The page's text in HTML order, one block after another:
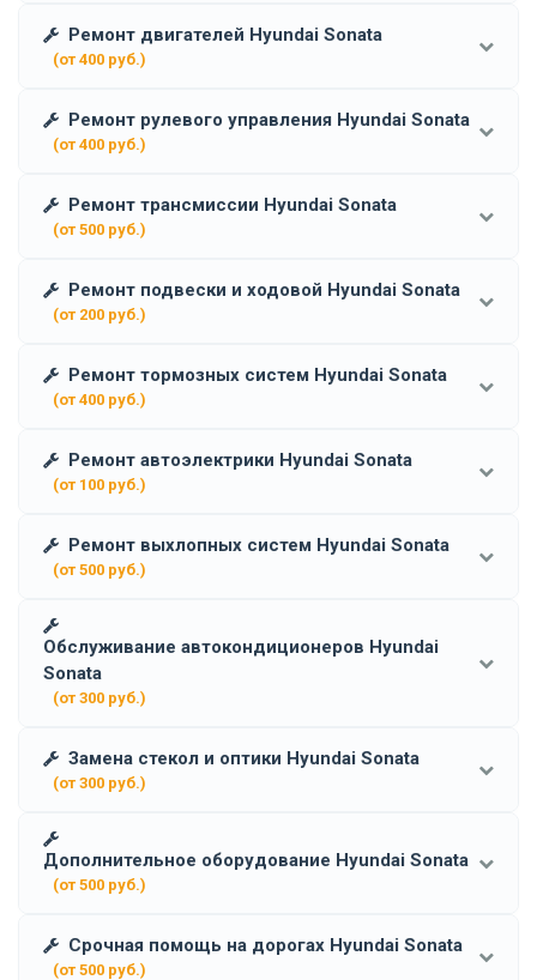
Ремонт двигателей Hyundai Sonata
(от 400 руб.)
Ремонт рулевого управления Hyundai Sonata
(от 400 руб.)
Ремонт трансмиссии Hyundai Sonata
(от 500 руб.)
Ремонт подвески и ходовой Hyundai Sonata
(от 200 руб.)
Ремонт тормозных систем Hyundai Sonata
(от 400 руб.)
Ремонт автоэлектрики Hyundai Sonata
(от 100 руб.)
Ремонт выхлопных систем Hyundai Sonata
(от 500 руб.)
Обслуживание автокондиционеров Hyundai
Sonata
(от 300 руб.)
Замена стекол и оптики Hyundai Sonata
(от 300 руб.)
Дополнительное оборудование Hyundai Sonata
(от 500 руб.)
Срочная помощь на дорогах Hyundai Sonata
(от 500 руб.)